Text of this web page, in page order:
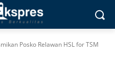
Posko Relawan HSL for TSM